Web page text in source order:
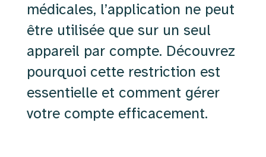
médicales, l’application ne peut
être utilisée que sur un seul
appareil par compte. Découvrez
pourquoi cette restriction est
essentielle et comment gérer
votre compte efficacement.